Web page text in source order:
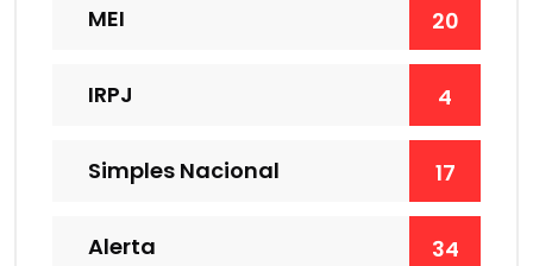
MEI 20
IRPJ 4
Simples Nacional 17
Alerta 34